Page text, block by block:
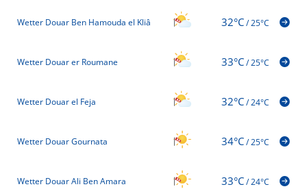
Wetter Douar Ben Hamouda el Kliâ 32°C/25°C
Wetter Douar er Roumane 33°C/25°C
Wetter Douar el Feja 32°C/24°C
Wetter Douar Gournata 34°C/25°C
Wetter Douar Ali Ben Amara 33°C/24°C